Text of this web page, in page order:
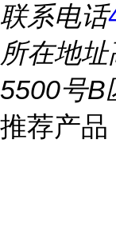
联系电话
所在地址
5500号B
推荐产品